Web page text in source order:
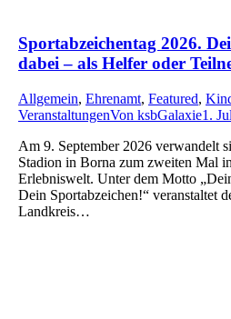
Sportabzeichentag 2026.
dabei – als Helfer oder
Allgemein, Ehrenamt, Featured,
VeranstaltungenVon ksbGalaxie1.
Am 9. September 2026 verwandelt
Stadion in Borna zum zweiten Mal
Erlebniswelt. Unter dem Motto
Dein Sportabzeichen!“ veranstaltet
Landkreis…